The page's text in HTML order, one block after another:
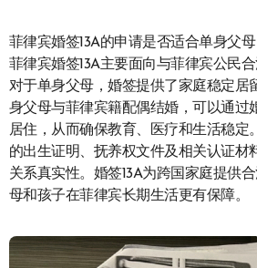
菲律宾婚签13A的申请是否适合单身父母
菲律宾婚签13A主要面向与菲律宾公民
对于单身父母，婚签提供了家庭稳定居
身父母与菲律宾籍配偶结婚，可以通过
居住，从而确保教育、医疗和生活稳定
的出生证明、抚养权文件及相关认证材
关系真实性。婚签13A为跨国家庭提供
母和孩子在菲律宾长期生活更有保障。